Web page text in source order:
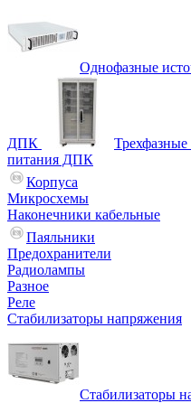
Однофазные
ДПК
Трехфазные
питания ДПК
Корпуса
Микросхемы
Наконечники кабельные
Паяльники
Предохранители
Радиолампы
Разное
Реле
Стабилизаторы напряжения
Стабилизаторы